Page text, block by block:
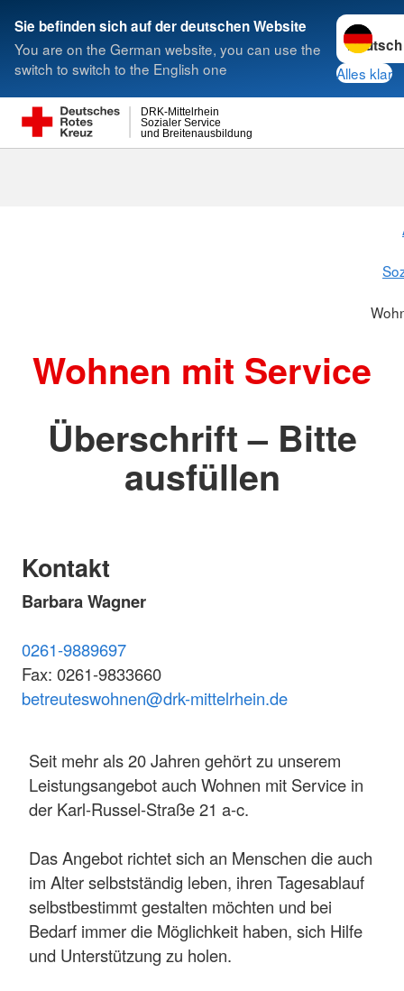
Sie befinden sich auf der deutschen Website
You are on the German website, you can use the
switch to switch to the English one
Sprache
Alles klar
und Breitenausbildung
Sozialer Service
DRK-Mittelrhein
Suche
Wohnen mit Service
Überschrift – Bitte
ausfüllen
Kontakt
Barbara Wagner
0261-9889697
Fax: 0261-9833660
betreuteswohnen@drk-mittelrhein.de
Seit mehr als 20 Jahren gehört zu unserem
Leistungsangebot auch Wohnen mit Service in
der Karl-Russel-Straße 21 a-c.
Das Angebot richtet sich an Menschen die auch
im Alter selbstständig leben, ihren Tagesablauf
selbstbestimmt gestalten möchten und bei
Bedarf immer die Möglichkeit haben, sich Hilfe
und Unterstützung zu holen.